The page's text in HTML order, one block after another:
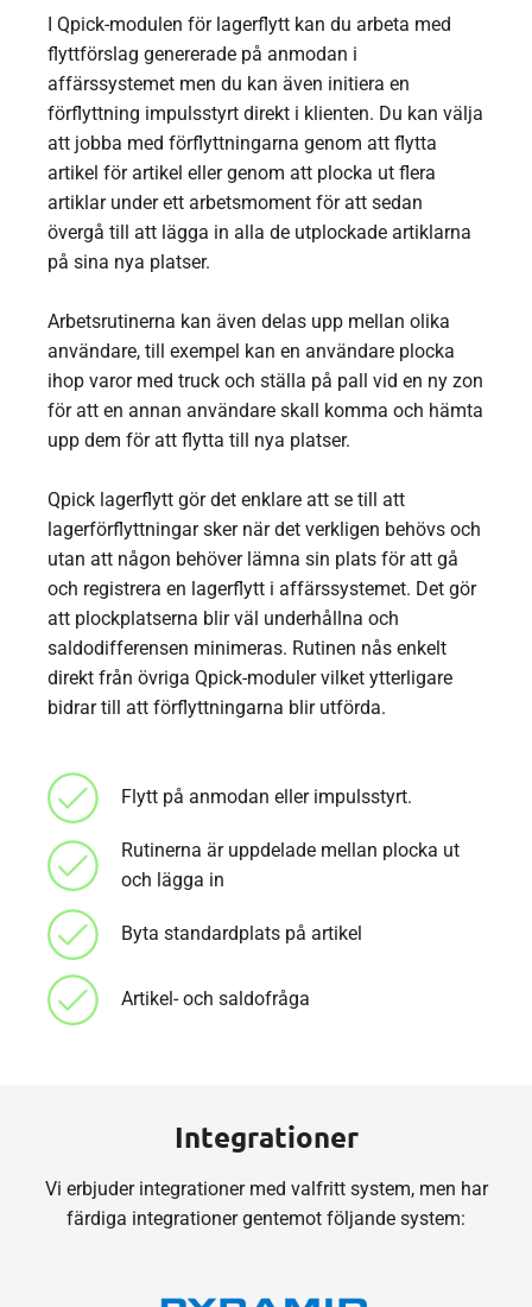
I Qpick-modulen för lagerflytt kan du arbeta med
flyttförslag genererade på anmodan i
affärssystemet men du kan även initiera en
förflyttning impulsstyrt direkt i klienten. Du kan välja
att jobba med förflyttningarna genom att flytta
artikel för artikel eller genom att plocka ut flera
artiklar under ett arbetsmoment för att sedan
övergå till att lägga in alla de utplockade artiklarna
på sina nya platser.
Arbetsrutinerna kan även delas upp mellan olika
användare, till exempel kan en användare plocka
ihop varor med truck och ställa på pall vid en ny zon
för att en annan användare skall komma och hämta
upp dem för att flytta till nya platser.
Qpick lagerflytt gör det enklare att se till att
lagerförflyttningar sker när det verkligen behövs och
utan att någon behöver lämna sin plats för att gå
och registrera en lagerflytt i affärssystemet. Det gör
att plockplatserna blir väl underhållna och
saldodifferensen minimeras. Rutinen nås enkelt
direkt från övriga Qpick-moduler vilket ytterligare
bidrar till att förflyttningarna blir utförda.
Flytt på anmodan eller impulsstyrt.
Rutinerna är uppdelade mellan plocka ut
och lägga in
Byta standardplats på artikel
Artikel- och saldofråga
Integrationer
Vi erbjuder integrationer med valfritt system, men har
färdiga integrationer gentemot följande system: